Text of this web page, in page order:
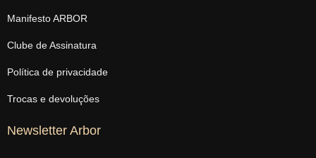
Manifesto ARBOR
Clube de Assinatura
Política de privacidade
Trocas e devoluções
Newsletter Arbor